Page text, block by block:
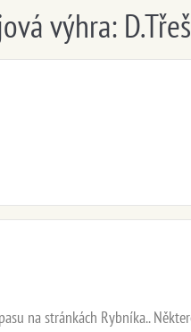
výhra:
na stránkách Rybníka..